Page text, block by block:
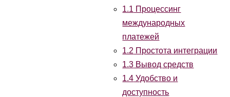
1.1 Процессинг
международных
платежей
1.2 Простота интеграции
1.3 Вывод средств
1.4 Удобство и
доступность